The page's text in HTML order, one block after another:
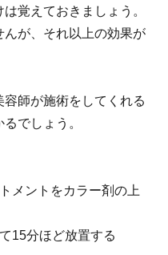
覚えておきましょう。
んが、それ以上の効果が
師が施術をしてくれる
でしょう。
メントをカラー剤の上
15分ほど放置する